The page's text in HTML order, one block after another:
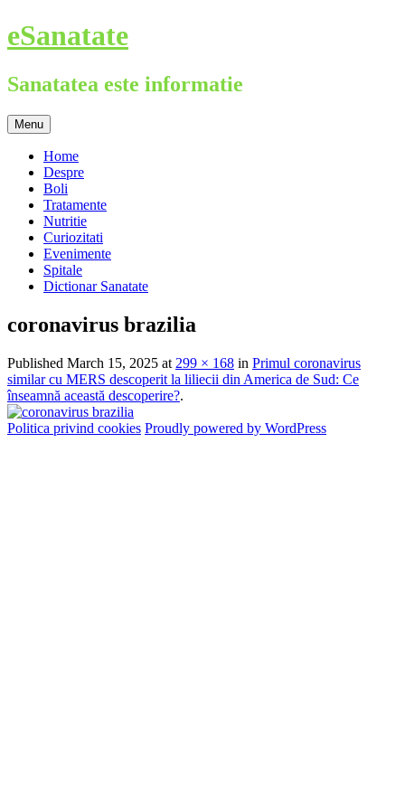
Skip
to
eSanatate
Sanatatea este informatie
Menu
Home
Despre
Boli
Tratamente
Nutritie
Curiozitati
Evenimente
Spitale
Dictionar Sanatate
coronavirus brazilia
Published March 15, 2025 at 299 × 168 in Primul coronavirus
similar cu MERS descoperit la liliecii din America de Sud: Ce
înseamnă această descoperire?.
Politica privind cookies Proudly powered by WordPress